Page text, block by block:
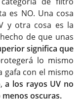
es NO. Una cosa
y otra cosa es la
de que unas
significa que
lo mismo
gafa con el mismo
a los rayos UV no
menos oscuras.